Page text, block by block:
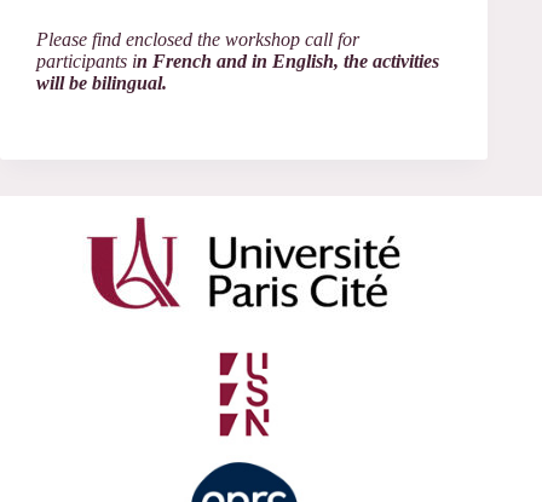
Please find enclosed the workshop call for
participants in French and in English, the activities
will be bilingual.